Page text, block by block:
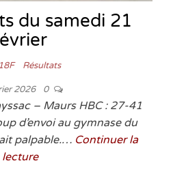
du samedi 21
18F Résultats
2026 0
– Maurs HBC : 27-41
d’envoi au gymnase du
palpable.… Continuer la
lecture